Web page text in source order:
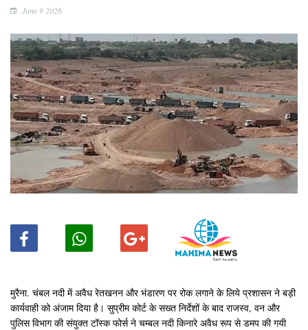
June 9 2026
मुरैना. चंबल नदी में अवैध रेतखनन और भंडारण पर रोक लगाने के लिये प्रशासन ने बड़ी
कार्यवाही को अंजाम दिया है। सुप्रीम कोर्ट के सख्त निर्देशों के बाद राजस्व, वन और
पुलिस विभाग की संयुक्त टॉस्क फोर्स ने चम्बल नदी किनारे अवैध रूप से डमप की गयी